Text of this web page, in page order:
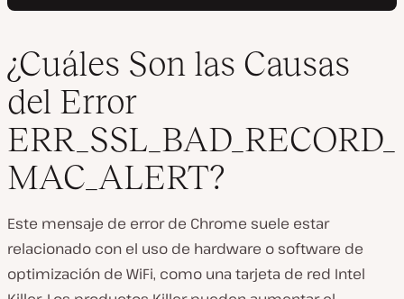
¿Cuáles Son las Causas
del Error
ERR_SSL_BAD_RECORD_
MAC_ALERT?
Este mensaje de error de Chrome suele estar
relacionado con el uso de hardware o software de
optimización de WiFi, como una tarjeta de red Intel